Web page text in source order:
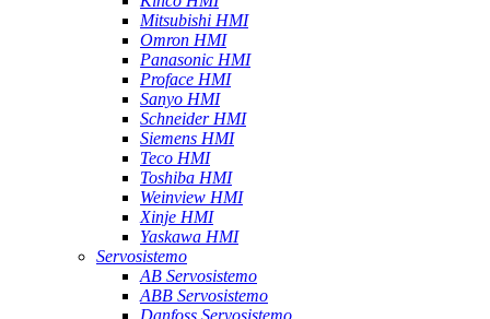
Mitsubishi HMI
Omron HMI
Panasonic HMI
Proface HMI
Sanyo HMI
Schneider HMI
Siemens HMI
Teco HMI
Toshiba HMI
Weinview HMI
Xinje HMI
Yaskawa HMI
Servosistemo
AB Servosistemo
ABB Servosistemo
Danfoss Servosistemo